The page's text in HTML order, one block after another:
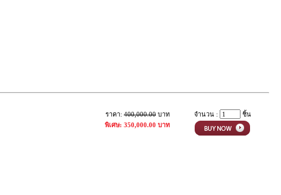
ราคา: 400,000.00 บาท
พิเศษ: 350,000.00 บาท
จำนวน : ชิ้น